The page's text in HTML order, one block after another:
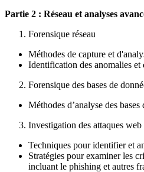
Partie 2 : Réseau et analyses
Forensique réseau
Méthodes de capture et
Identification des anomalies et
Forensique des bases de
Méthodes d’analyse des bases
Investigation des attaques
Techniques pour identifier et
Stratégies pour examiner les
incluant le phishing et autres